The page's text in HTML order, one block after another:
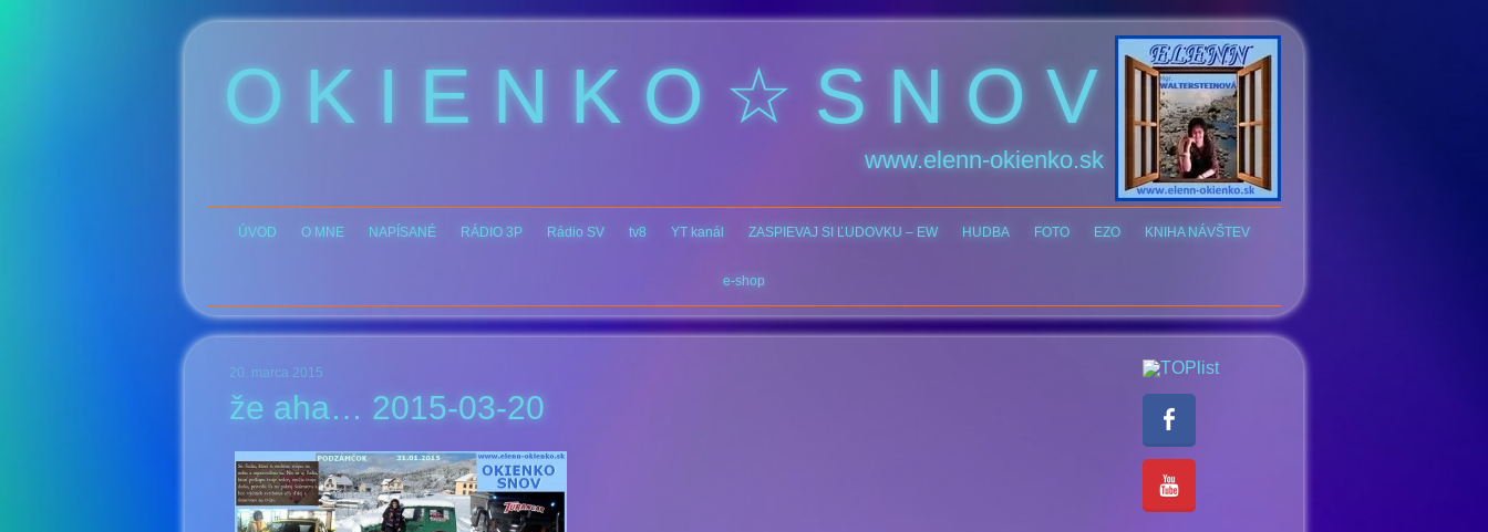
O K I E N K O ☆ S N O V
www.elenn-okienko.sk
ÚVOD O MNE NAPÍSANÉ RÁDIO 3P Rádio SV tv8 YT kanál ZASPIEVAJ SI ĽUDOVKU – EW HUDBA FOTO EZO KNIHA NÁVŠTEV
e-shop
20. marca 2015
že aha… 2015-03-20